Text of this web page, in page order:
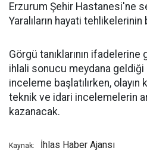
Erzurum Şehir Hastanesi'ne
Yaralıların hayati tehlikelerinin
Görgü tanıklarının ifadelerine
ihlali sonucu meydana
inceleme başlatılırken, olayın
teknik ve idari incelemelerin
kazanacak.
Kaynak: İhlas Haber Ajansı